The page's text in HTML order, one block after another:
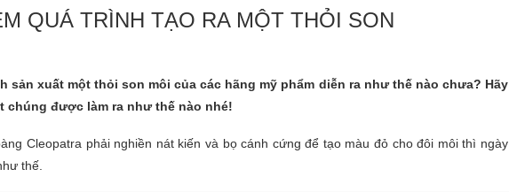
QUÁ TRÌNH TẠO RA MỘT THỎI SON
sản xuất một thỏi son môi của các hãng mỹ phẩm diễn ra như thế nào chưa? Hãy
chúng được làm ra như thế nào nhé!
Cleopatra phải nghiền nát kiến và bọ cánh cứng để tạo màu đỏ cho đôi môi thì ngày
thế.